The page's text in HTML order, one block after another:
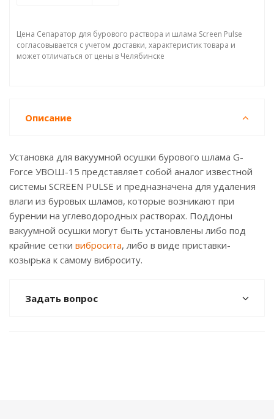
Цена Сепаратор для бурового раствора и шлама Screen Pulse
согласовывается с учетом доставки, характеристик товара и
может отличаться от цены в Челябинске
Описание
Установка для вакуумной осушки бурового шлама G-
Force УВОШ-15 представляет собой аналог известной
системы SCREEN PULSE и предназначена для удаления
влаги из буровых шламов, которые возникают при
бурении на углеводородных растворах. Поддоны
вакуумной осушки могут быть установлены либо под
крайние сетки вибросита, либо в виде приставки-
козырька к самому виброситу.
Задать вопрос